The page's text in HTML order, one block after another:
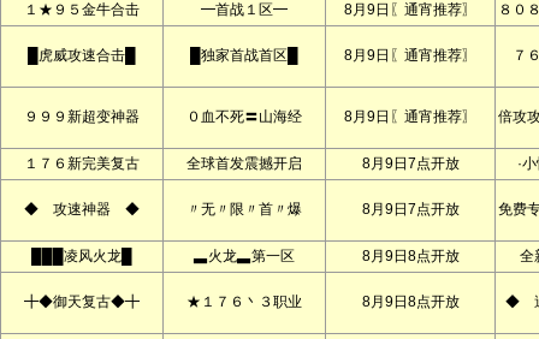
１★９５金牛合击
━首战１区━ 8月9日〖通宵推荐〗 ８０
█虎威攻速合击█ █独家首战首区█ 8月9日〖通宵推荐〗 ７
９９９新超变神器 ０血不死〓山海经 8月9日〖通宵推荐〗 倍攻
１７６新完美复古 全球首发震撼开启 8月9日7点开放 ·
◆ 攻速神器 ◆ 〃无〃限〃首〃爆 8月9日7点开放 免费
███凌风火龙█ ▃火龙▃第一区 8月9日8点开放 全
╋◆御天复古◆╋ ★１７６丶３职业 8月9日8点开放 ◆